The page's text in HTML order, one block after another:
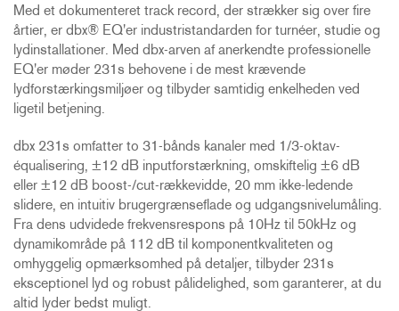
Med et dokumenteret track record, der strækker sig over fire
årtier, er dbx® EQ'er industristandarden for turnéer, studie og
lydinstallationer. Med dbx-arven af anerkendte professionelle
EQ'er møder 231s behovene i de mest krævende
lydforstærkingsmiljøer og tilbyder samtidig enkelheden ved
ligetil betjening.
dbx 231s omfatter to 31-bånds kanaler med 1/3-oktav-
équalisering, ±12 dB inputforstærkning, omskiftelig ±6 dB
eller ±12 dB boost-/cut-rækkevidde, 20 mm ikke-ledende
slidere, en intuitiv brugergrænseflade og udgangsnivelumåling.
Fra dens udvidede frekvensrespons på 10Hz til 50kHz og
dynamikområde på 112 dB til komponentkvaliteten og
omhyggelig opmærksomhed på detaljer, tilbyder 231s
eksceptionel lyd og robust pålidelighed, som garanterer, at du
altid lyder bedst muligt.